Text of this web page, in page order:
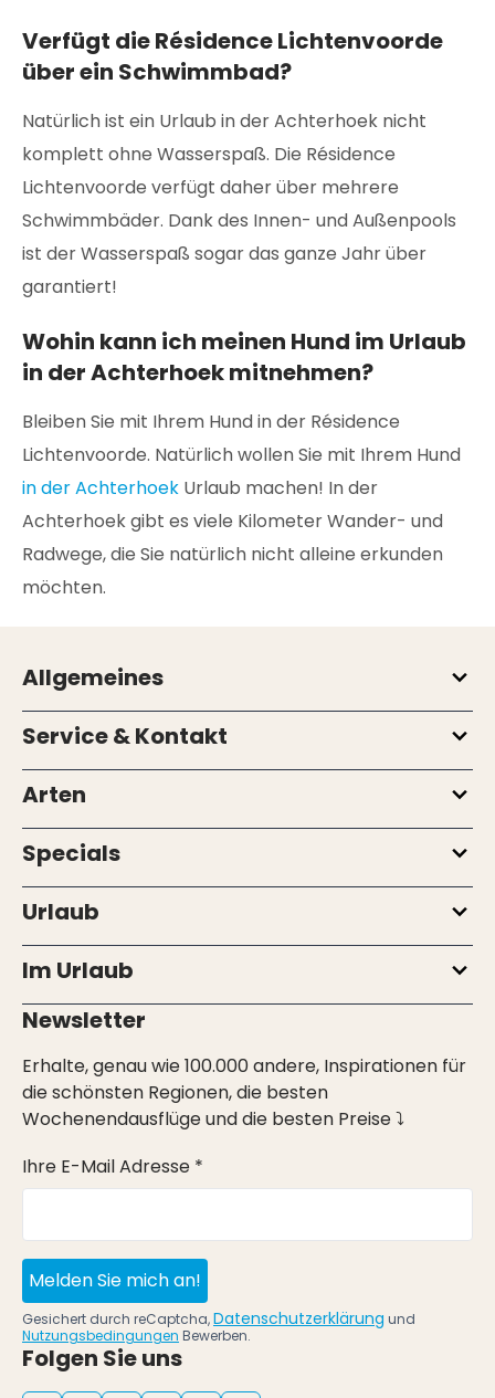
Verfügt die Résidence Lichtenvoorde
über ein Schwimmbad?
Natürlich ist ein Urlaub in der Achterhoek nicht
komplett ohne Wasserspaß. Die Résidence
Lichtenvoorde verfügt daher über mehrere
Schwimmbäder. Dank des Innen- und Außenpools
ist der Wasserspaß sogar das ganze Jahr über
garantiert!
Wohin kann ich meinen Hund im Urlaub
in der Achterhoek mitnehmen?
Bleiben Sie mit Ihrem Hund in der Résidence
Lichtenvoorde. Natürlich wollen Sie mit Ihrem Hund
in der Achterhoek Urlaub machen! In der
Achterhoek gibt es viele Kilometer Wander- und
Radwege, die Sie natürlich nicht alleine erkunden
möchten.
Allgemeines
Service & Kontakt
Arten
Specials
Urlaub
Im Urlaub
Newsletter
Erhalte, genau wie 100.000 andere, Inspirationen für
die schönsten Regionen, die besten
Wochenendausflüge und die besten Preise ⤵
Ihre E-Mail Adresse *
Melden Sie mich an!
Gesichert durch reCaptcha,Datenschutzerklärung und
Nutzungsbedingungen Bewerben.
Folgen Sie uns